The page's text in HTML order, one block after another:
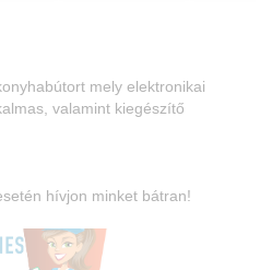
mely elektronikai
valamint kiegészítő
hívjon minket bátran!